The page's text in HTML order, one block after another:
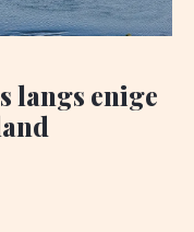
langs enige